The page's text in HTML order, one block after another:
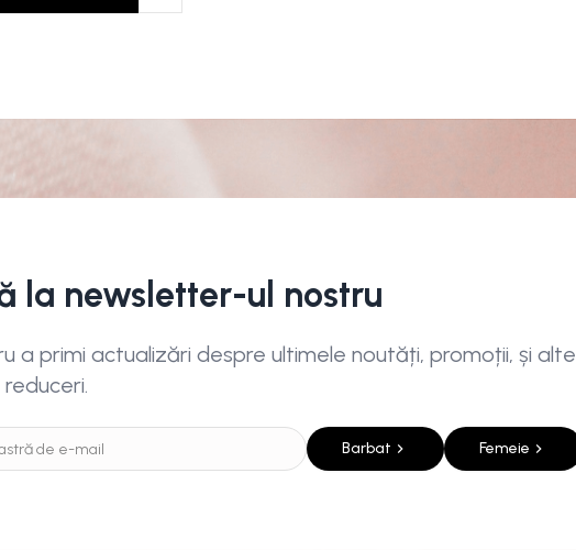
la newsletter-ul nostru
a primi actualizări despre ultimele noutăți, promoții, și alte
Barbat Femeie